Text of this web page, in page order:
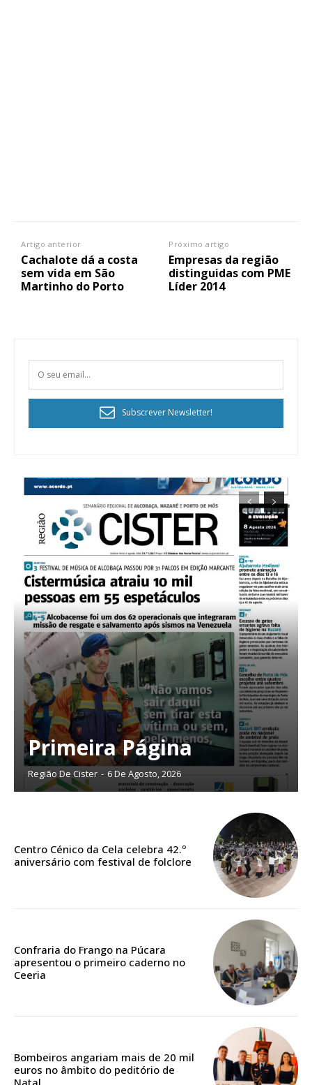
Planos de Assinatura
Faça-se assinante do Região de Cister e ajude-nos a manter este serviço
Sendo assinante terá acesso a todos os conteúdos exclusivos e versões
Artigo anterior
Cachalote dá a costa
sem vida em São
Martinho do Porto
Próximo artigo
Empresas da região
distinguidas com PME
Líder 2014
Subscrever Newsletter!
Primeira Página
Região De Cister - 6 De Agosto, 2026
Centro Cénico da Cela celebra 42.º
aniversário com festival de folclore
Confraria do Frango na Púcara
apresentou o primeiro caderno no
Ceeria
Bombeiros angariam mais de 20 mil
euros no âmbito do peditório de
Natal